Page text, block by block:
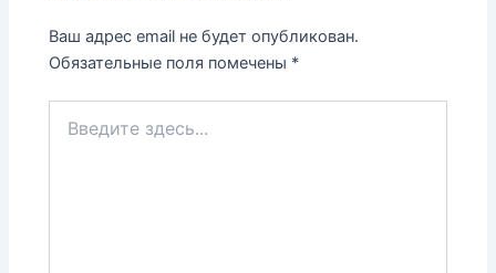
Ваш адрес email не будет опубликован.
Обязательные поля помечены *
здесь...